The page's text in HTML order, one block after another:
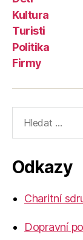
Kultura
Turisti
Politika
Firmy
vyhledávání:
Odkazy
Charitní
Dopravní